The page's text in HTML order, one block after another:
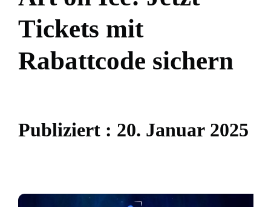
Tickets mit
Rabattcode sichern
Publiziert : 20. Januar 2025